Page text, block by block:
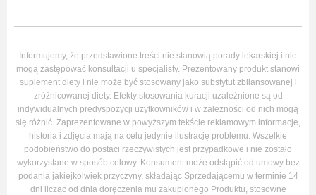
Informujemy, że przedstawione treści nie stanowią porady lekarskiej i nie
mogą zastępować konsultacji u specjalisty. Prezentowany produkt stanowi
suplement diety i nie może być stosowany jako substytut zbilansowanej i
zróżnicowanej diety. Efekty stosowania kuracji uzależnione są od
indywidualnych predyspozycji użytkowników i w zależności od nich mogą
się różnić. Zaprezentowane w powyższym tekście reklamowym informacje,
historia i zdjęcia mają na celu jedynie ilustrację problemu. Wszelkie
podobieństwo do postaci rzeczywistych jest przypadkowe i nie zostało
wykorzystane w sposób celowy. Konsument może odstąpić od umowy bez
podania jakiejkolwiek przyczyny, składając Sprzedającemu w terminie 14
dni licząc od dnia doręczenia mu zakupionego Produktu, stosowne